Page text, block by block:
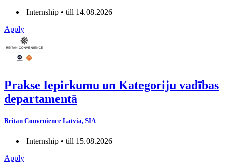
Internship • till 14.08.2026
Apply
Prakse Iepirkumu un Kategoriju vadības
departamentā
Reitan Convenience Latvia, SIA
Internship • till 15.08.2026
Apply